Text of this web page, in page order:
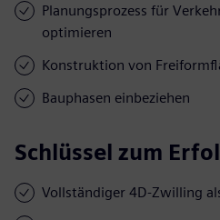
Planungsprozess für
optimieren
Konstruktion von
Bauphasen einbeziehen
Schlüssel zum
Vollständiger 4D-Zwilling